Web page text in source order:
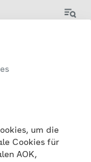
um die
Cookies für
AOK,